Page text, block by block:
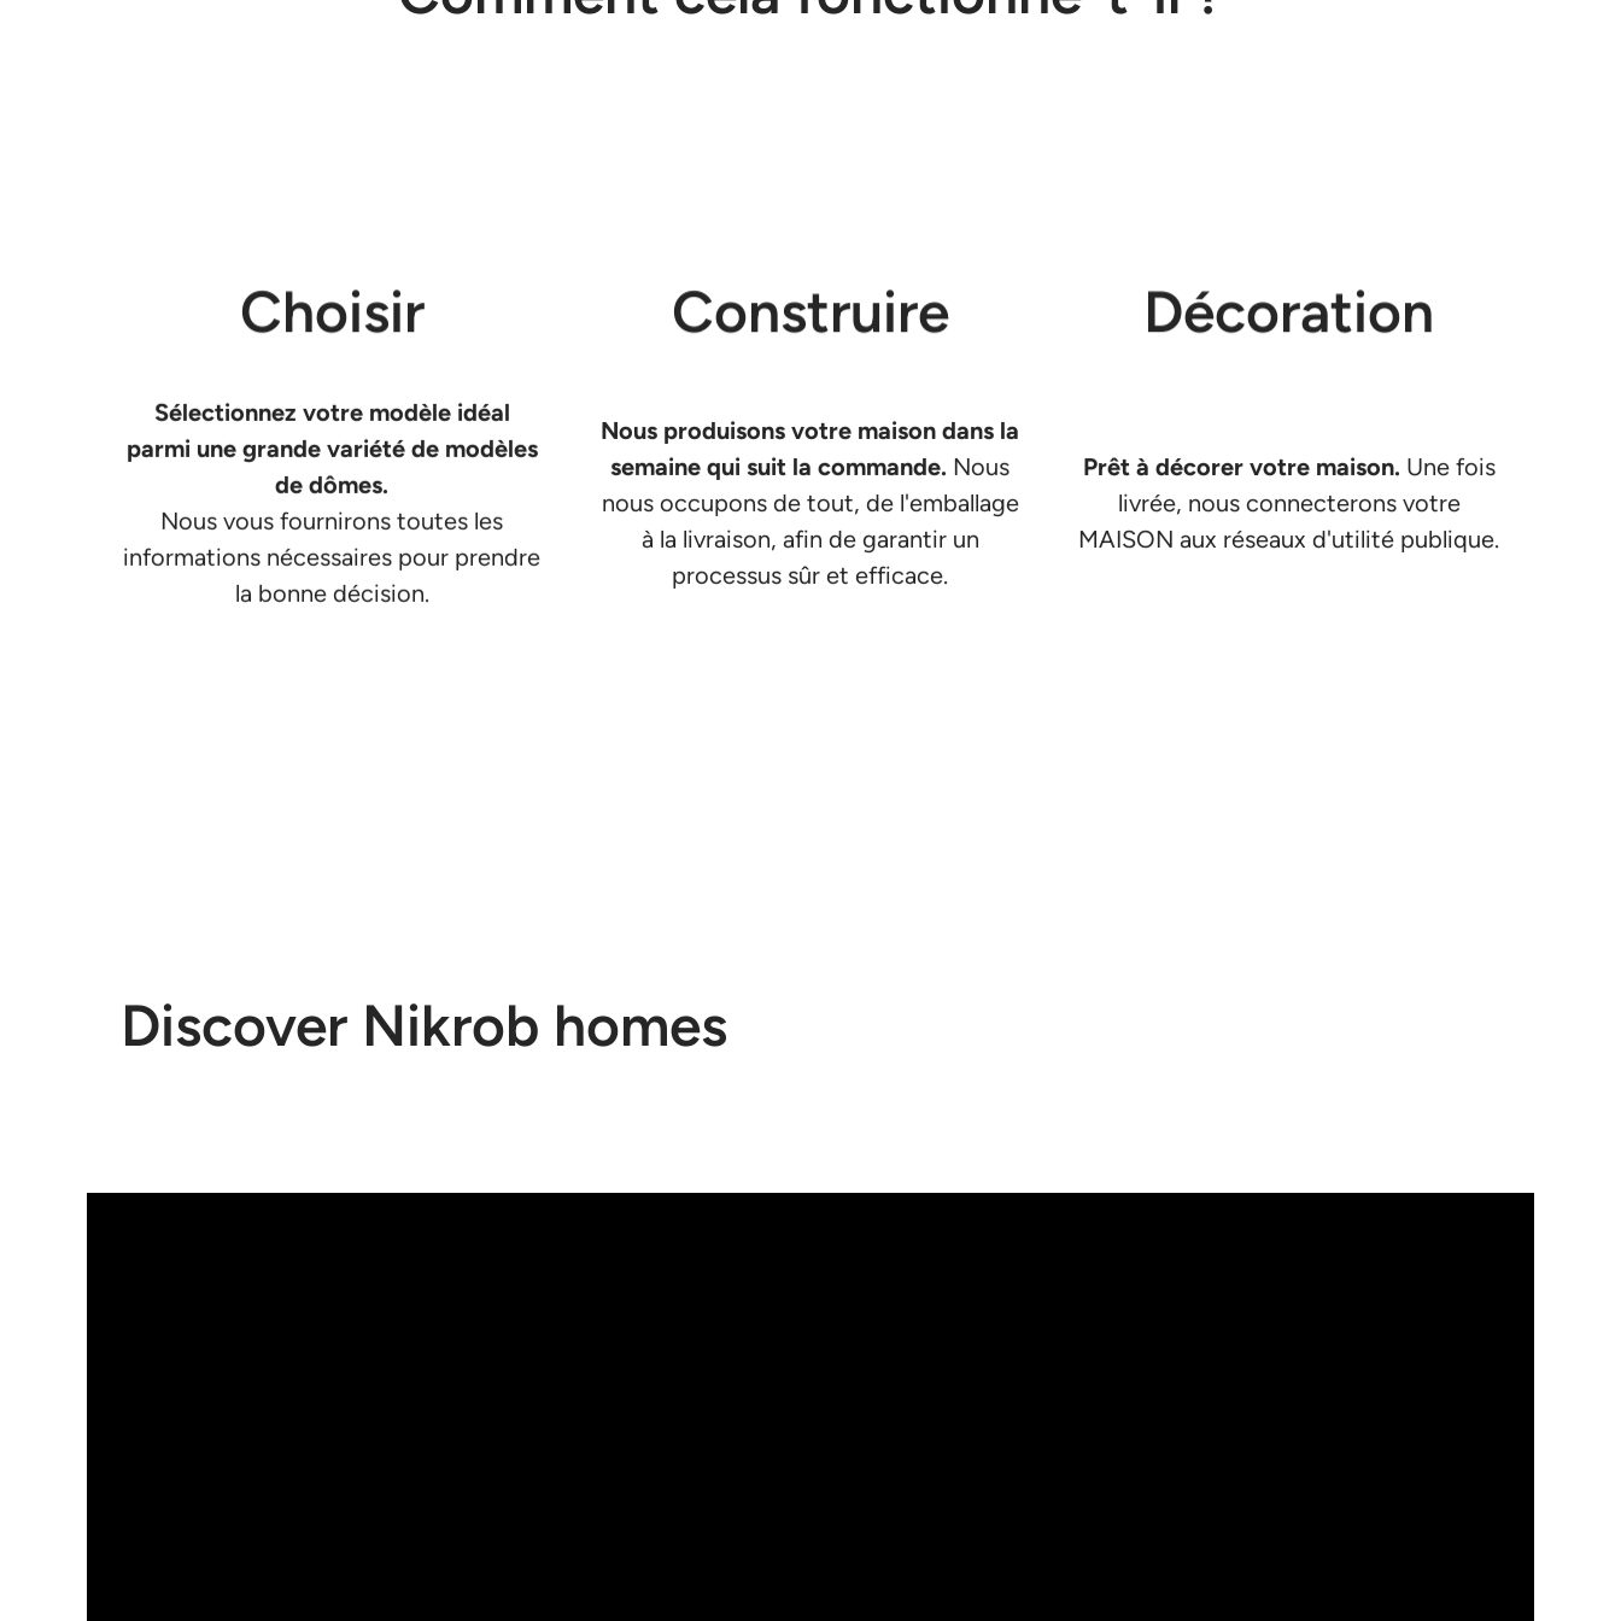
Choisir Construire Décoration
Sélectionnez votre modèle idéal
parmi une grande variété de modèles
de dômes.
Nous vous fournirons toutes les
informations nécessaires pour prendre
la bonne décision.
Nous produisons votre maison dans la
semaine qui suit la commande. Nous
nous occupons de tout, de l'emballage
à la livraison, afin de garantir un
processus sûr et efficace.
Prêt à décorer votre maison. Une fois
livrée, nous connecterons votre
MAISON aux réseaux d'utilité publique.
Discover Nikrob homes